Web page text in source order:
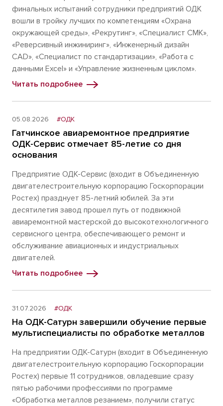
финальных испытаний сотрудники предприятий ОДК
вошли в тройку лучших по компетенциям «Охрана
окружающей среды», «Рекрутинг», «Специалист СМК»,
«Реверсивный инжиниринг», «Инженерный дизайн
CAD», «Специалист по стандартизации», «Работа с
данными Excel» и «Управление жизненным циклом».
Читать подробнее
05.08.2026 #ОДК
Гатчинское авиаремонтное предприятие
ОДК-Сервис отмечает 85-летие со дня
основания
Предприятие ОДК-Сервис (входит в Объединенную
двигателестроительную корпорацию Госкорпорации
Ростех) празднует 85-летний юбилей. За эти
десятилетия завод прошел путь от подвижной
авиаремонтной мастерской до высокотехнологичного
сервисного центра, обеспечивающего ремонт и
обслуживание авиационных и индустриальных
двигателей.
Читать подробнее
31.07.2026 #ОДК
На ОДК-Сатурн завершили обучение первые
мультиспециалисты по обработке металлов
На предприятии ОДК-Сатурн (входит в Объединенную
двигателестроительную корпорацию Госкорпорации
Ростех) первые 11 сотрудников, овладевшие сразу
пятью рабочими профессиями по программе
«Обработка металлов резанием», получили статус